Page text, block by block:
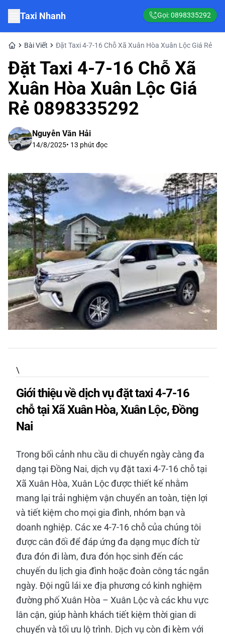
Taxi Nhanh Gọi:0898335292
Bài Viết Đặt Taxi 4-7-16 Chỗ Xã Xuân Hòa Xuân Lộc Giá Rẻ
Đặt Taxi 4-7-16 Chỗ Xã
Xuân Hòa Xuân Lộc Giá
Rẻ 0898335292
Nguyễn Văn Hải
14/8/2025• 13 phút đọc
\
Giới thiệu về dịch vụ đặt taxi 4-7-16
chỗ tại Xã Xuân Hòa, Xuân Lộc, Đồng
Nai
Trong bối cảnh nhu cầu di chuyển ngày càng đa
dạng tại Đồng Nai, dịch vụ đặt taxi 4-7-16 chỗ tại
Xã Xuân Hòa, Xuân Lộc được thiết kế nhằm
mang lại trải nghiệm vận chuyển an toàn, tiện lợi
và tiết kiệm cho mọi gia đình, nhóm bạn và
doanh nghiệp. Các xe 4-7-16 chỗ của chúng tôi
được cân đối để đáp ứng đa dạng mục đích từ
đưa đón đi làm, đưa đón học sinh đến các
chuyến du lịch gia đình hoặc đoàn công tác ngắn
ngày. Đội ngũ lái xe địa phương có kinh nghiệm
đường phố Xuân Hòa – Xuân Lộc và các khu vực
lân cận, giúp hành khách tiết kiệm thời gian di
chuyển và tối ưu lộ trình. Dịch vụ còn đi kèm với